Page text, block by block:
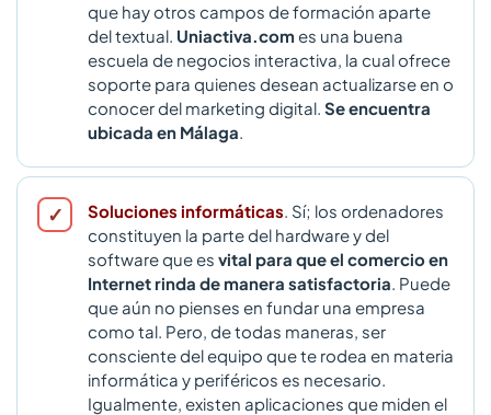
que hay otros campos de formación aparte
del textual. Uniactiva.comes una buena
escuela de negocios interactiva, la cual ofrece
soporte para quienes desean actualizarse en o
conocer del marketing digital. Se encuentra
ubicada en Málaga.
Soluciones informáticas . Sí; los ordenadores
constituyen la parte del hardware y del
software que es vital para que el comercio en
Internet rinda de manera satisfactoria . Puede
que aún no pienses en fundar una empresa
como tal. Pero, de todas maneras, ser
consciente del equipo que te rodea en materia
informática y periféricos es necesario.
Igualmente, existen aplicaciones que miden el